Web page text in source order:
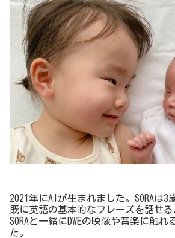
2021年にAIが生まれました。SORAは3
既に英語の基本的なフレーズを話せ
SORAと一緒にDWEの映像や音楽に触
た。